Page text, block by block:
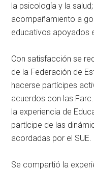
la psicología y la
acompañamiento a
educativos apoyados
Con satisfacción se
de la Federación de
hacerse partícipes
acuerdos con las
la experiencia de
partícipe de las
acordadas por el SUE.
Se compartió la